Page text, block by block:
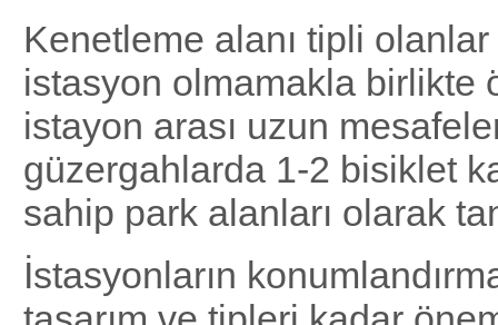
Kenetleme alanı tipli
istasyon olmamakla birlikte
istayon arası uzun
güzergahlarda 1-2 bisiklet
sahip park alanları olarak
İstasyonların